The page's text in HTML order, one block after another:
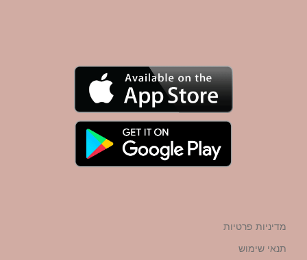
מדיניות פרטיות
תנאי שימוש